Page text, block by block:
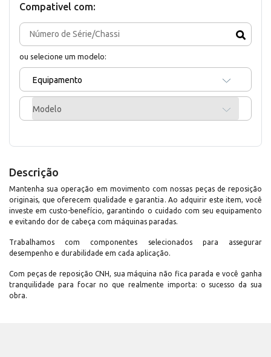
Compativel com:
ou selecione um modelo:
Equipamento
Modelo
Descrição
Mantenha sua operação em movimento com nossas peças de reposição
originais, que oferecem qualidade e garantia. Ao adquirir este item, você
investe em custo-benefício, garantindo o cuidado com seu equipamento
e evitando dor de cabeça com máquinas paradas.
Trabalhamos com componentes selecionados para assegurar
desempenho e durabilidade em cada aplicação.
Com peças de reposição CNH, sua máquina não fica parada e você ganha
tranquilidade para focar no que realmente importa: o sucesso da sua
obra.